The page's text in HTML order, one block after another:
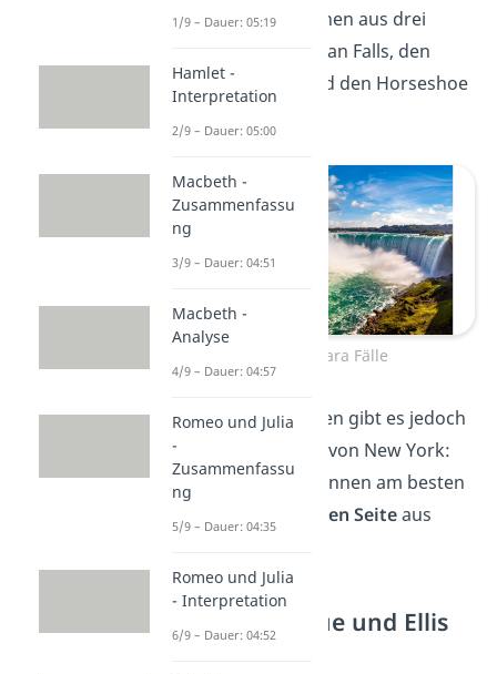
Wasserfälle bestehen aus drei
Teilen: den American Falls, den
Bridal Veil Falls und den Horseshoe
Die Niagara Fälle
Einen kleinen Haken gibt es jedoch
für die Einwohner von New York:
Die Wasserfälle können am besten
kanadischen Seiteaus
Freiheitsstatue und Ellis
Island
1/9 – Dauer: 05:19
Hamlet -
Interpretation
2/9 – Dauer: 05:00
Macbeth -
Zusammenfassu
ng
3/9 – Dauer: 04:51
Macbeth -
Analyse
4/9 – Dauer: 04:57
Romeo und Julia
-
Zusammenfassu
ng
5/9 – Dauer: 04:35
Romeo und Julia
- Interpretation
6/9 – Dauer: 04:52